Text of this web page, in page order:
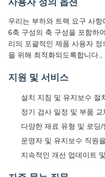
지원 및 서비스
설치 지침 및 유지보수 절
정기 검사 일정 및 부품 교
다양한 재료 유형 및 로딩/
지속적인 개선 업데이트
철도 홉퍼 와건의 주요 용도
철도 홉퍼 워크는 주로 석탄,
대용량 재료를 장거리 효율적